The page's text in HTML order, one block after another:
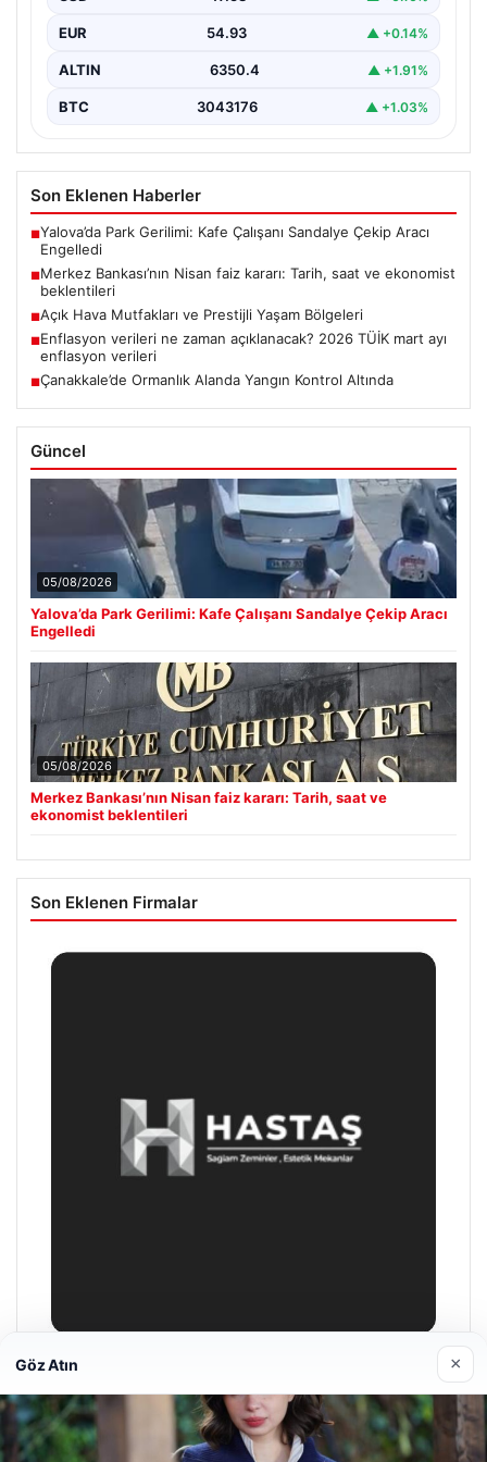
toplanıyor.…
EUR 54.93 ▲ +0.14%
ALTIN 6350.4 ▲ +1.91%
BTC 3043176 ▲ +1.03%
Son Eklenen Haberler
■Yalova’da Park Gerilimi: Kafe Çalışanı Sandalye Çekip Aracı
Engelledi
■Merkez Bankası’nın Nisan faiz kararı: Tarih, saat ve ekonomist
beklentileri
■Açık Hava Mutfakları ve Prestijli Yaşam Bölgeleri
■Enflasyon verileri ne zaman açıklanacak? 2026 TÜİK mart ayı
enflasyon verileri
■Çanakkale’de Ormanlık Alanda Yangın Kontrol Altında
Güncel
05/08/2026
Yalova’da Park Gerilimi: Kafe Çalışanı Sandalye Çekip Aracı
Engelledi
05/08/2026
Merkez Bankası’nın Nisan faiz kararı: Tarih, saat ve
ekonomist beklentileri
Son Eklenen Firmalar
29/04/2026
Göz Atın ×